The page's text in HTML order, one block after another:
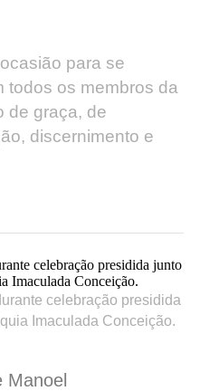
para se
todos os membros da
de graça, de
discernimento e
celebração presidida
Imaculada Conceição.
Manoel